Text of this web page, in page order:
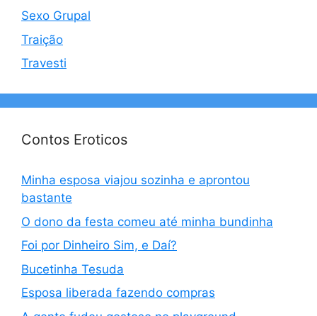
Sexo Grupal
Traição
Travesti
Contos Eroticos
Minha esposa viajou sozinha e aprontou
bastante
O dono da festa comeu até minha bundinha
Foi por Dinheiro Sim, e Daí?
Bucetinha Tesuda
Esposa liberada fazendo compras